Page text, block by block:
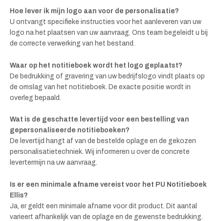
Hoe lever ik mijn logo aan voor de personalisatie?
U ontvangt specifieke instructies voor het aanleveren van uw
logo na het plaatsen van uw aanvraag. Ons team begeleidt u bij
de correcte verwerking van het bestand.
Waar op het notitieboek wordt het logo geplaatst?
De bedrukking of gravering van uw bedrijfslogo vindt plaats op
de omslag van het notitieboek. De exacte positie wordt in
overleg bepaald.
Wat is de geschatte levertijd voor een bestelling van
gepersonaliseerde notitieboeken?
De levertijd hangt af van de bestelde oplage en de gekozen
personalisatietechniek. Wij informeren u over de concrete
levertermijn na uw aanvraag.
Is er een minimale afname vereist voor het PU Notitieboek
Ellis?
Ja, er geldt een minimale afname voor dit product. Dit aantal
varieert afhankelijk van de oplage en de gewenste bedrukking.